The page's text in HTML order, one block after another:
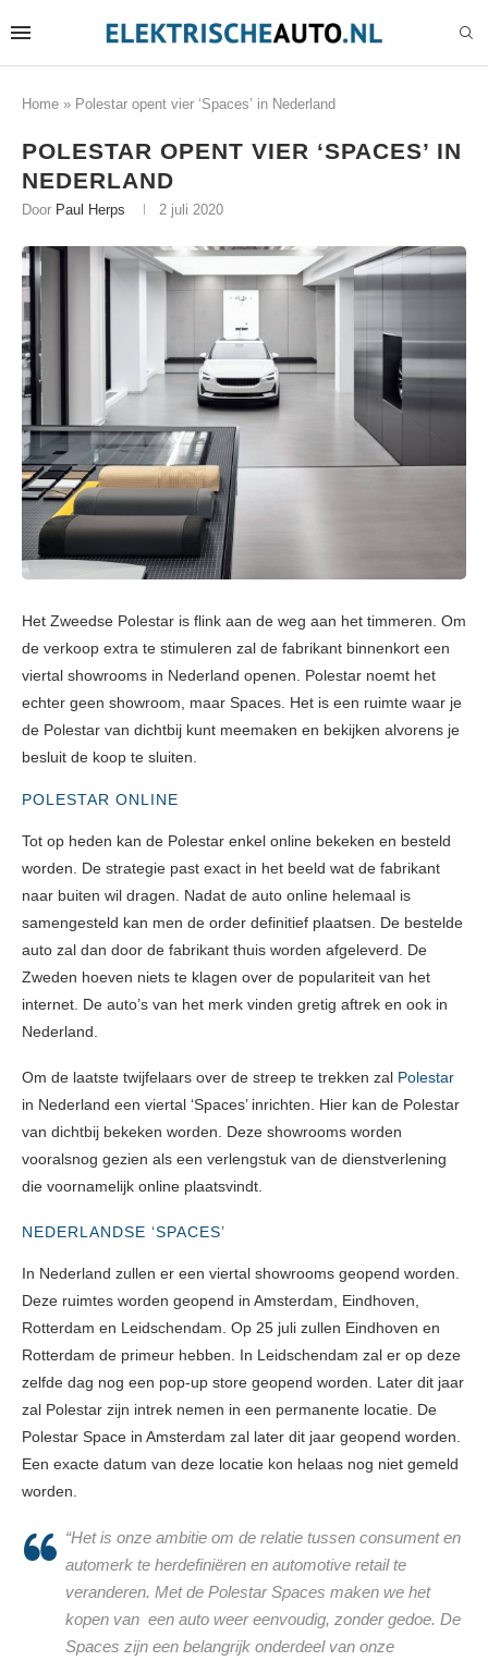
Home » Polestar opent vier ‘Spaces’ in Nederland
POLESTAR OPENT VIER ‘SPACES’ IN
NEDERLAND
Door Paul Herps 2 juli 2020
Het Zweedse Polestar is flink aan de weg aan het timmeren. Om
de verkoop extra te stimuleren zal de fabrikant binnenkort een
viertal showrooms in Nederland openen. Polestar noemt het
echter geen showroom, maar Spaces. Het is een ruimte waar je
de Polestar van dichtbij kunt meemaken en bekijken alvorens je
besluit de koop te sluiten.
POLESTAR ONLINE
Tot op heden kan de Polestar enkel online bekeken en besteld
worden. De strategie past exact in het beeld wat de fabrikant
naar buiten wil dragen. Nadat de auto online helemaal is
samengesteld kan men de order definitief plaatsen. De bestelde
auto zal dan door de fabrikant thuis worden afgeleverd. De
Zweden hoeven niets te klagen over de populariteit van het
internet. De auto’s van het merk vinden gretig aftrek en ook in
Nederland.
Om de laatste twijfelaars over de streep te trekken zal Polestar
in Nederland een viertal ‘Spaces’ inrichten. Hier kan de Polestar
van dichtbij bekeken worden. Deze showrooms worden
vooralsnog gezien als een verlengstuk van de dienstverlening
die voornamelijk online plaatsvindt.
NEDERLANDSE ‘SPACES’
In Nederland zullen er een viertal showrooms geopend worden.
Deze ruimtes worden geopend in Amsterdam, Eindhoven,
Rotterdam en Leidschendam. Op 25 juli zullen Eindhoven en
Rotterdam de primeur hebben. In Leidschendam zal er op deze
zelfde dag nog een pop-up store geopend worden. Later dit jaar
zal Polestar zijn intrek nemen in een permanente locatie. De
Polestar Space in Amsterdam zal later dit jaar geopend worden.
Een exacte datum van deze locatie kon helaas nog niet gemeld
worden.
“Het is onze ambitie om de relatie tussen consument en
automerk te herdefiniëren en automotive retail te
veranderen. Met de Polestar Spaces maken we het
kopen van een auto weer eenvoudig, zonder gedoe. De
Spaces zijn een belangrijk onderdeel van onze